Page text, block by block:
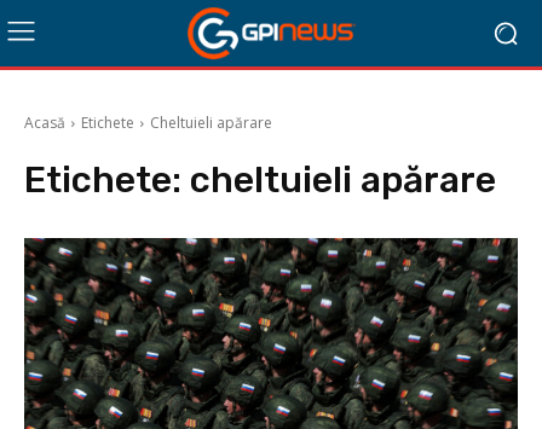
Acasă Etichete Cheltuieli apărare
Etichete: cheltuieli apărare